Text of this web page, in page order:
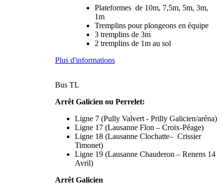
Plateformes de 10m, 7,5m, 5m, 3m,
1m
Tremplins pour plongeons en équipe
3 tremplins de 3m
2 tremplins de 1m au sol
Plus d'informations
Bus TL
Arrêt Galicien ou Perrelet:
Ligne 7 (Pully Valvert - Prilly Galicien/aréna)
Ligne 17 (Lausanne Flon – Croix-Péage)
Ligne 18 (Lausanne Clochatte– Crissier
Timonet)
Ligne 19 (Lausanne Chauderon – Renens 14
Avril)
Arrêt Galicien